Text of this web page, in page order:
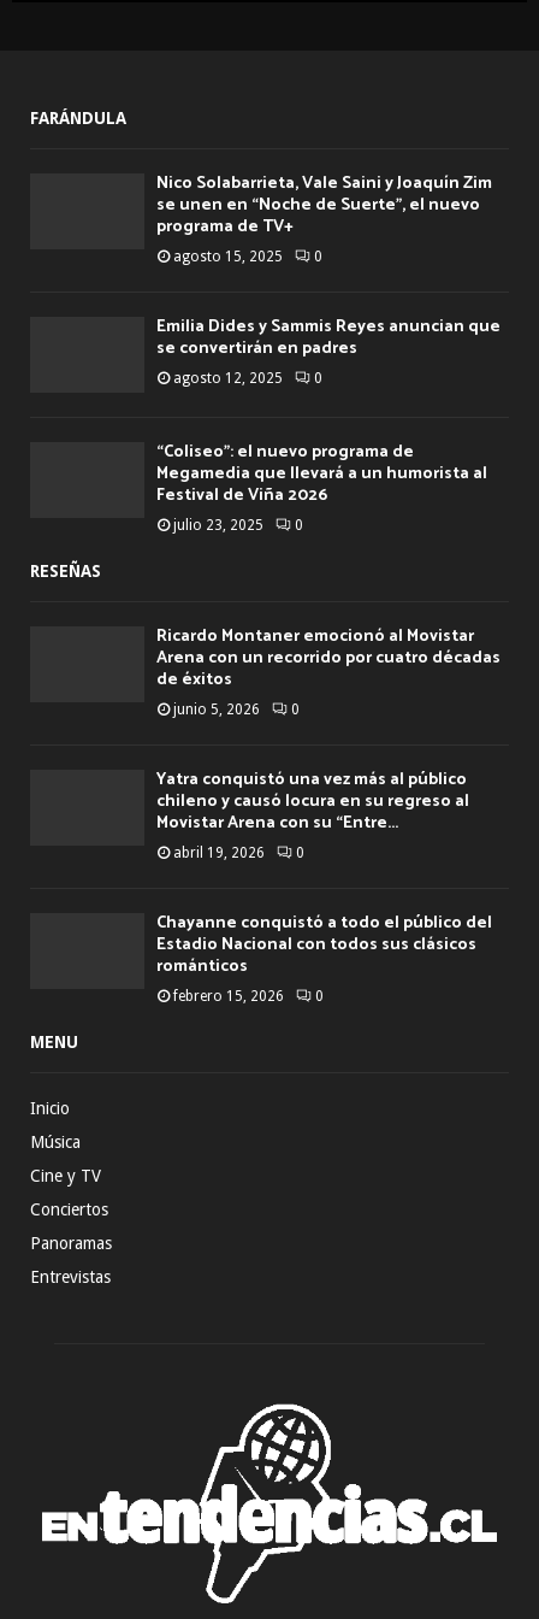
FARÁNDULA
Nico Solabarrieta, Vale Saini y Joaquín Zim
se unen en “Noche de Suerte”, el nuevo
programa de TV+
agosto 15, 2025 0
Emilia Dides y Sammis Reyes anuncian que
se convertirán en padres
agosto 12, 2025 0
“Coliseo”: el nuevo programa de
Megamedia que llevará a un humorista al
Festival de Viña 2026
julio 23, 2025 0
RESEÑAS
Ricardo Montaner emocionó al Movistar
Arena con un recorrido por cuatro décadas
de éxitos
junio 5, 2026 0
Yatra conquistó una vez más al público
chileno y causó locura en su regreso al
Movistar Arena con su “Entre...
abril 19, 2026 0
Chayanne conquistó a todo el público del
Estadio Nacional con todos sus clásicos
románticos
febrero 15, 2026 0
MENU
Inicio
Música
Cine y TV
Conciertos
Panoramas
Entrevistas